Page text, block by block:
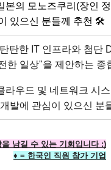
본의 모노즈쿠리(장인
있으신 분들께 추천 🛠️
탄한 IT 인프라와 첨단
한 일상"을 제안하는 종
라우드 및 네트워크 시
발에 관심이 있으신 분
남길 수 있는 기회입니다 :)
♦︎ = 한국인 직원 참가 기업